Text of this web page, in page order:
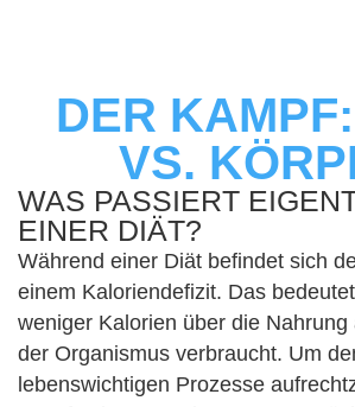
DER
VS.
WAS PASSIERT
EINER DIÄT?
Während einer Diät befindet sich
einem Kaloriendefizit. Das
weniger Kalorien über die Nahrung
der Organismus verbraucht. Um
lebenswichtigen Prozesse